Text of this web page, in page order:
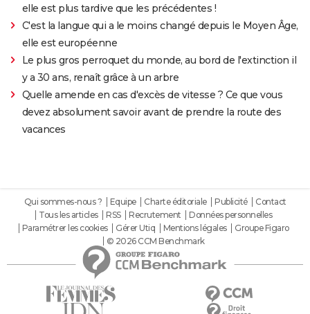
elle est plus tardive que les précédentes !
C'est la langue qui a le moins changé depuis le Moyen Âge,
elle est européenne
Le plus gros perroquet du monde, au bord de l'extinction il
y a 30 ans, renaît grâce à un arbre
Quelle amende en cas d'excès de vitesse ? Ce que vous
devez absolument savoir avant de prendre la route des
vacances
Qui sommes-nous ? Equipe Charte éditoriale Publicité
Contact
Tous les articles
RSS Recrutement
Données personnelles
Paramétrer les cookies
Gérer Utiq Mentions légales
Groupe Figaro
© 2026 CCM Benchmark